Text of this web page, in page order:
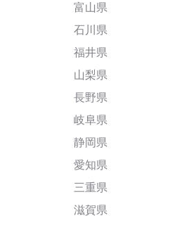
富山県
石川県
福井県
山梨県
長野県
岐阜県
静岡県
愛知県
三重県
滋賀県